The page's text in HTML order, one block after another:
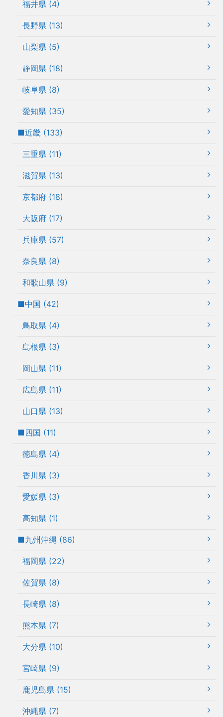
福井県 (4)
長野県 (13)
山梨県 (5)
静岡県 (18)
岐阜県 (8)
愛知県 (35)
■近畿 (133)
三重県 (11)
滋賀県 (13)
京都府 (18)
大阪府 (17)
兵庫県 (57)
奈良県 (8)
和歌山県 (9)
■中国 (42)
鳥取県 (4)
島根県 (3)
岡山県 (11)
広島県 (11)
山口県 (13)
■四国 (11)
徳島県 (4)
香川県 (3)
愛媛県 (3)
高知県 (1)
■九州沖縄 (86)
福岡県 (22)
佐賀県 (8)
長崎県 (8)
熊本県 (7)
大分県 (10)
宮崎県 (9)
鹿児島県 (15)
沖縄県 (7)